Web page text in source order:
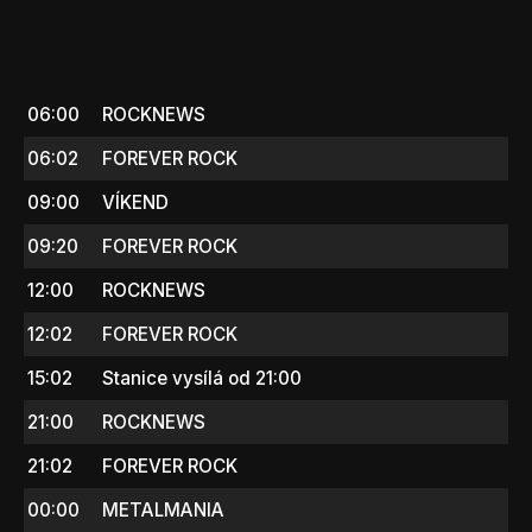
06:00
ROCKNEWS
06:02
FOREVER ROCK
09:00
VÍKEND
09:20
FOREVER ROCK
12:00
ROCKNEWS
12:02
FOREVER ROCK
15:02
Stanice vysílá od 21:00
21:00
ROCKNEWS
21:02
FOREVER ROCK
00:00
METALMANIA